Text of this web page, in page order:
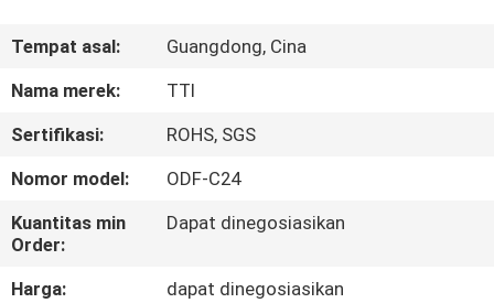
TENTANG
KAMI
TUR
PABRIK
KONTROL
Tempat asal:
Guangdong, Cina
Nama merek:
TTI
Sertifikasi:
ROHS, SGS
Nomor model:
ODF-C24
Kuantitas min
Order:
Dapat dinegosiasikan
Harga:
dapat dinegosiasikan